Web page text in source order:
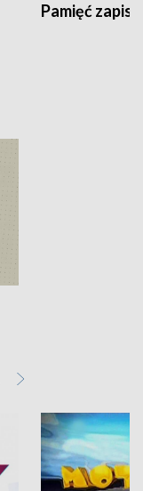
Pamięć